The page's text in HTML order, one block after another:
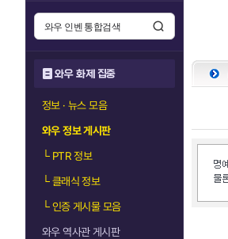
와우 화제 집중
정보 · 뉴스 모음
와우 정보 게시판
└PTR 정보
└클래식 정보
└인증 게시물 모음
와우 역사관 게시판